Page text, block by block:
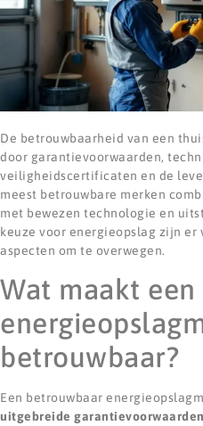
De betrouwbaarheid van een
door garantievoorwaarden,
veiligheidscertificaten en de
meest betrouwbare merken
met bewezen technologie en
keuze voor energieopslag zijn
aspecten om te overwegen.
Wat maakt een
betrouwbaar?
Een betrouwbaar
uitgebreide garantievoorwaarden